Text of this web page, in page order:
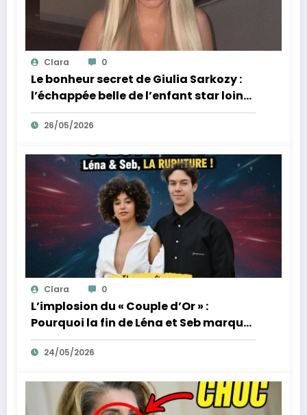
Clara 0
Le bonheur secret de Giulia Sarkozy :
l’échappée belle de l’enfant star loin
des tumultes familiaux.
26/05/2026
Clara 0
L’implosion du « Couple d’Or » :
Pourquoi la fin de Léna et Seb marque
la fin de l’innocence sur YouTube
24/05/2026